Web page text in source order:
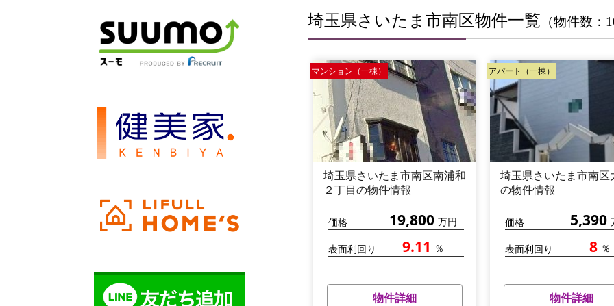
埼玉県さいたま市南区物件一覧 （物件数：
マンション（一棟）
埼玉県さいたま市南区南浦和
２丁目の物件情報
価格 19,800 万円
表面利回り 9.11 ％
物件詳細
アパート（一棟）
埼玉県さいたま市南区
の物件情報
価格 5,390
表面利回り 8 ％
物件詳細